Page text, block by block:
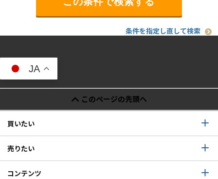
条件を指定し直して検索
JA
このページの先頭へ
買いたい
売りたい
コンテンツ